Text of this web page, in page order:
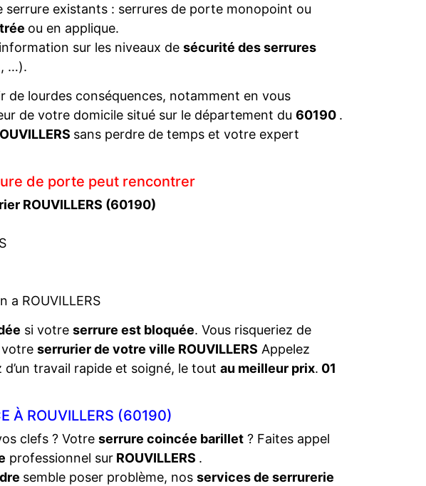
existants : serrures de porte monopoint ou
ou en applique.
sur les niveaux de sécurité des serrures
, …).
de lourdes conséquences, notamment en vous
de votre domicile situé sur le département du 60190 .
sans perdre de temps et votre expert
de porte peut rencontrer
ROUVILLERS (60190)
a ROUVILLERS
si votre serrure est bloquée. Vous risqueriez de
votre serrurier de votre ville ROUVILLERS Appelez
travail rapide et soigné, le tout au meilleur prix. 01
À ROUVILLERS (60190)
clefs ? Votre serrure coincée barillet ? Faites appel
professionnel sur ROUVILLERS .
semble poser problème, nos services de serrurerie